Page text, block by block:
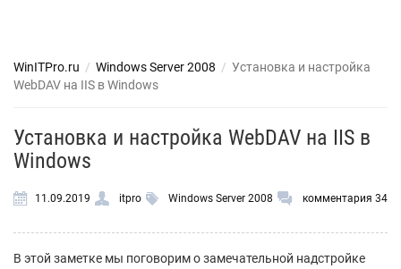
WinITPro.ru / Windows Server 2008 / Установка и настройка
WebDAV на IIS в Windows
Установка и настройка WebDAV на IIS в
Windows
11.09.2019 itpro Windows Server 2008 комментария 34
В этой заметке мы поговорим о замечательной надстройке